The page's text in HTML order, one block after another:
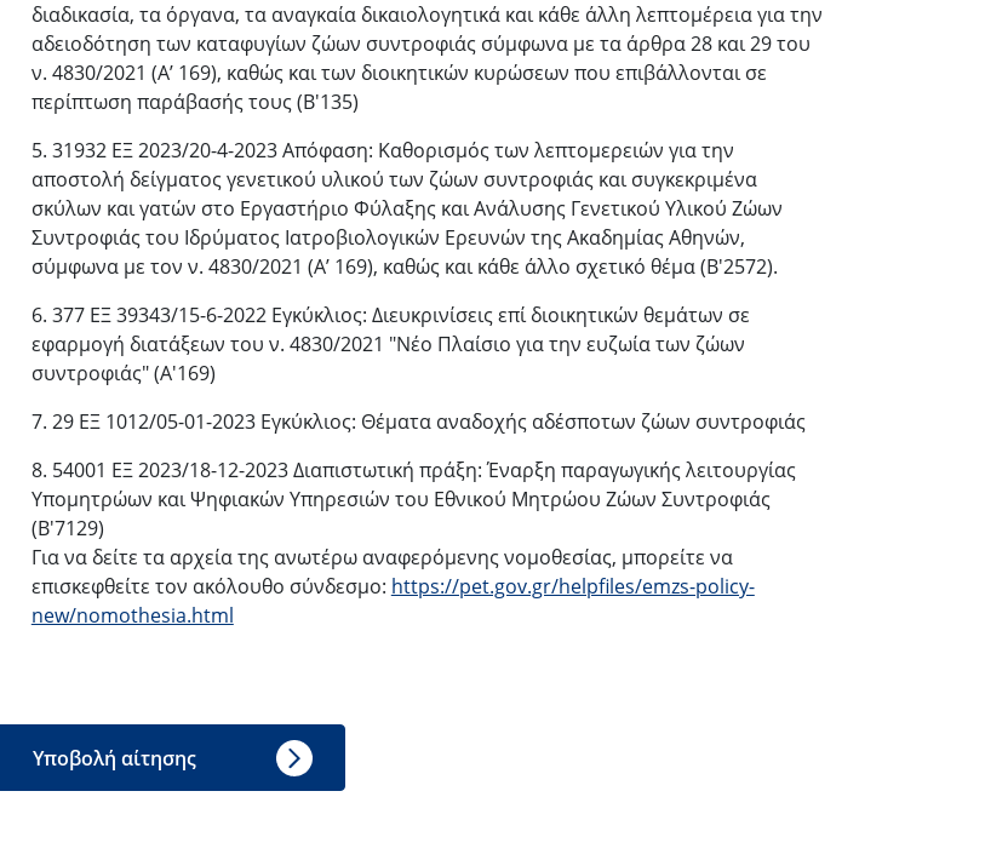
διαδικασία, τα όργανα, τα αναγκαία δικαιολογητικά και κάθε άλλη λεπτομέρεια για την
αδειοδότηση των καταφυγίων ζώων συντροφιάς σύμφωνα με τα άρθρα 28 και 29 του
ν. 4830/2021 (Α’ 169), καθώς και των διοικητικών κυρώσεων που επιβάλλονται σε
περίπτωση παράβασής τους (Β'135)
5. 31932 ΕΞ 2023/20-4-2023 Απόφαση: Καθορισμός των λεπτομερειών για την
αποστολή δείγματος γενετικού υλικού των ζώων συντροφιάς και συγκεκριμένα
σκύλων και γατών στο Εργαστήριο Φύλαξης και Ανάλυσης Γενετικού Υλικού Ζώων
Συντροφιάς του Ιδρύματος Ιατροβιολογικών Ερευνών της Ακαδημίας Αθηνών,
σύμφωνα με τον ν. 4830/2021 (Α’ 169), καθώς και κάθε άλλο σχετικό θέμα (Β'2572).
6. 377 ΕΞ 39343/15-6-2022 Εγκύκλιος: Διευκρινίσεις επί διοικητικών θεμάτων σε
εφαρμογή διατάξεων του ν. 4830/2021 "Νέο Πλαίσιο για την ευζωία των ζώων
συντροφιάς" (Α'169)
7. 29 ΕΞ 1012/05-01-2023 Εγκύκλιος: Θέματα αναδοχής αδέσποτων ζώων συντροφιάς
8. 54001 ΕΞ 2023/18-12-2023 Διαπιστωτική πράξη: Έναρξη παραγωγικής λειτουργίας
Υπομητρώων και Ψηφιακών Υπηρεσιών του Εθνικού Μητρώου Ζώων Συντροφιάς
(Β'7129)
Για να δείτε τα αρχεία της ανωτέρω αναφερόμενης νομοθεσίας, μπορείτε να
επισκεφθείτε τον ακόλουθο σύνδεσμο: https://pet.gov.gr/helpfiles/emzs-policy-
new/nomothesia.html
Υποβολή αίτησης